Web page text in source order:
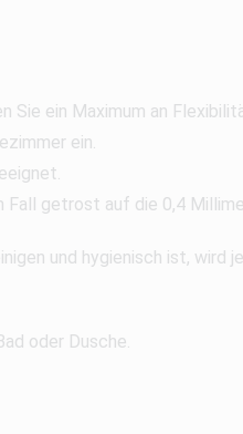
ein Maximum an
ein.
Fall getrost auf die 0,4
und hygienisch ist,
oder Dusche.